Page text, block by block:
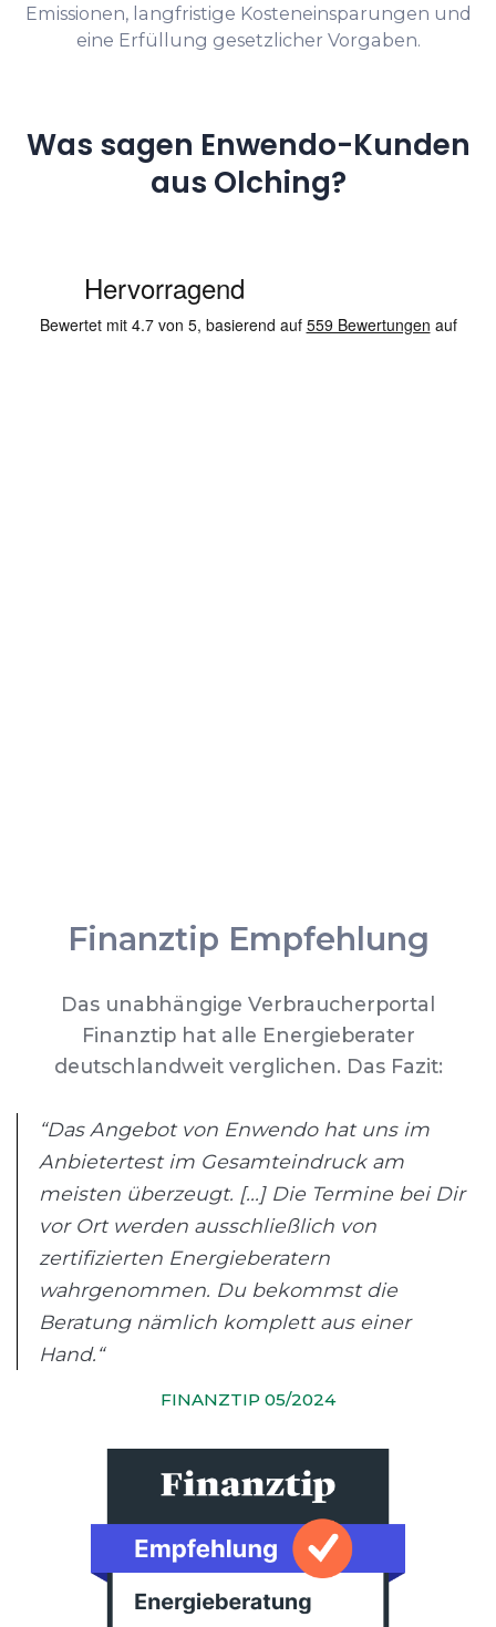
Emissionen, langfristige Kosteneinsparungen und
eine Erfüllung gesetzlicher Vorgaben.
Was sagen Enwendo-Kunden
aus Olching?
Finanztip Empfehlung
Das unabhängige Verbraucherportal
Finanztip hat alle Energieberater
deutschlandweit verglichen. Das Fazit:
“Das Angebot von Enwendo hat uns im
Anbietertest im Gesamteindruck am
meisten überzeugt. [...] Die Termine bei Dir
vor Ort werden ausschließlich von
zertifizierten Energieberatern
wahrgenommen. Du bekommst die
Beratung nämlich komplett aus einer
Hand.“
FINANZTIP 05/2024